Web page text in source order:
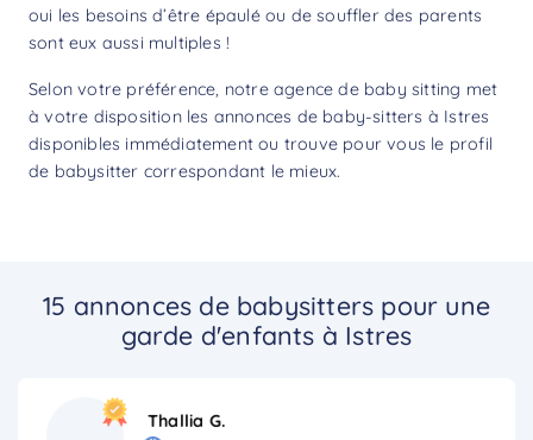
oui les besoins d’être épaulé ou de souffler des parents
sont eux aussi multiples !
Selon votre préférence, notre agence de baby sitting met
à votre disposition les annonces de baby-sitters à Istres
disponibles immédiatement ou trouve pour vous le profil
de babysitter correspondant le mieux.
15 annonces de babysitters pour une
garde d'enfants à Istres
Thallia G.